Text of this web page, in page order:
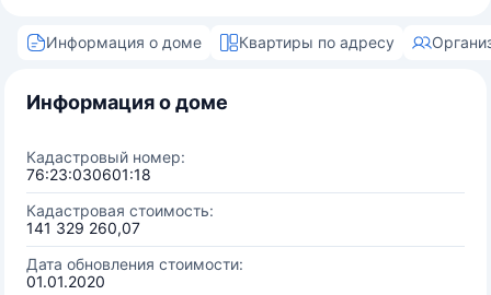
Информация о доме Квартиры по адресу
Информация о доме
Кадастровый номер:
76:23:030601:18
Кадастровая стоимость:
141 329 260,07
Дата обновления стоимости:
01.01.2020